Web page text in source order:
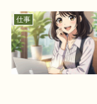
仕事